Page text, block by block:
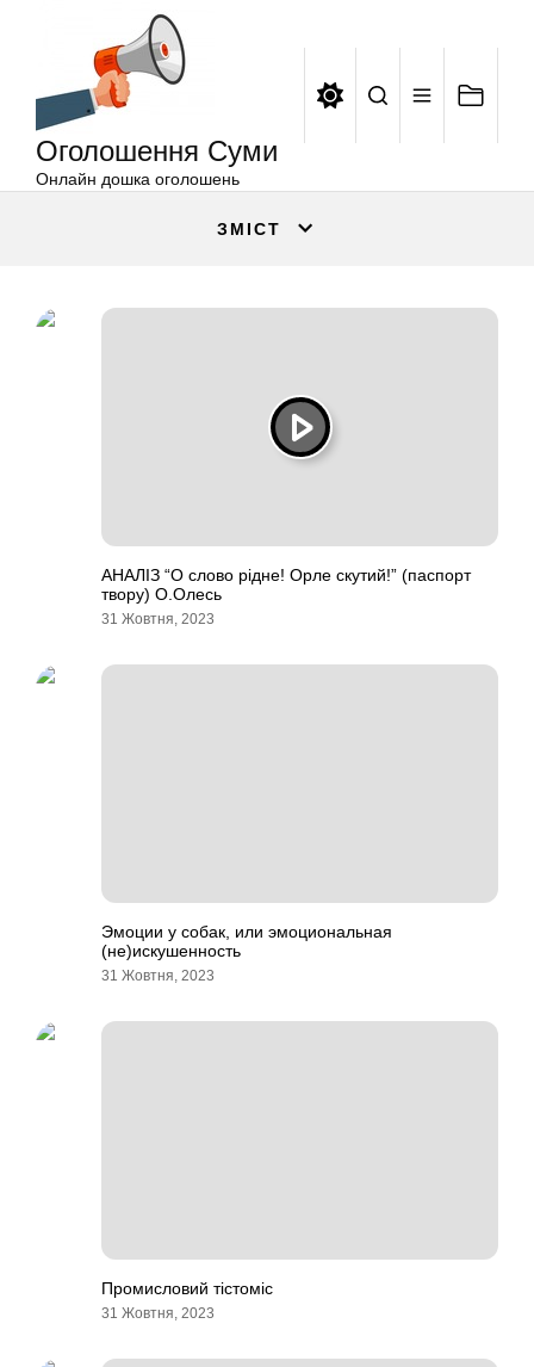
Оголошення Суми
Онлайн дошка оголошень
ЗМІСТ
АНАЛІЗ “О слово рідне! Орле скутий!” (паспорт
твору) О.Олесь
31 Жовтня, 2023
Эмоции у собак, или эмоциональная
(не)искушенность
31 Жовтня, 2023
Промисловий тістоміс
31 Жовтня, 2023